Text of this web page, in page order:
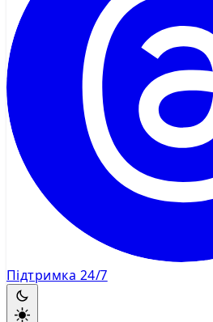
Підтримка 24/7